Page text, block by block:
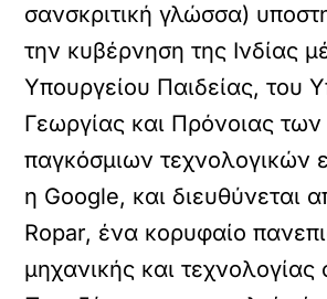
σανσκριτική γλώσσα)
την κυβέρνηση της Ινδίας
Υπουργείου Παιδείας, του
Γεωργίας και Πρόνοιας
παγκόσμιων τεχνολογικών
η Google, και διευθύνεται
Ropar, ένα κορυφαίο
μηχανικής και τεχνολογίας